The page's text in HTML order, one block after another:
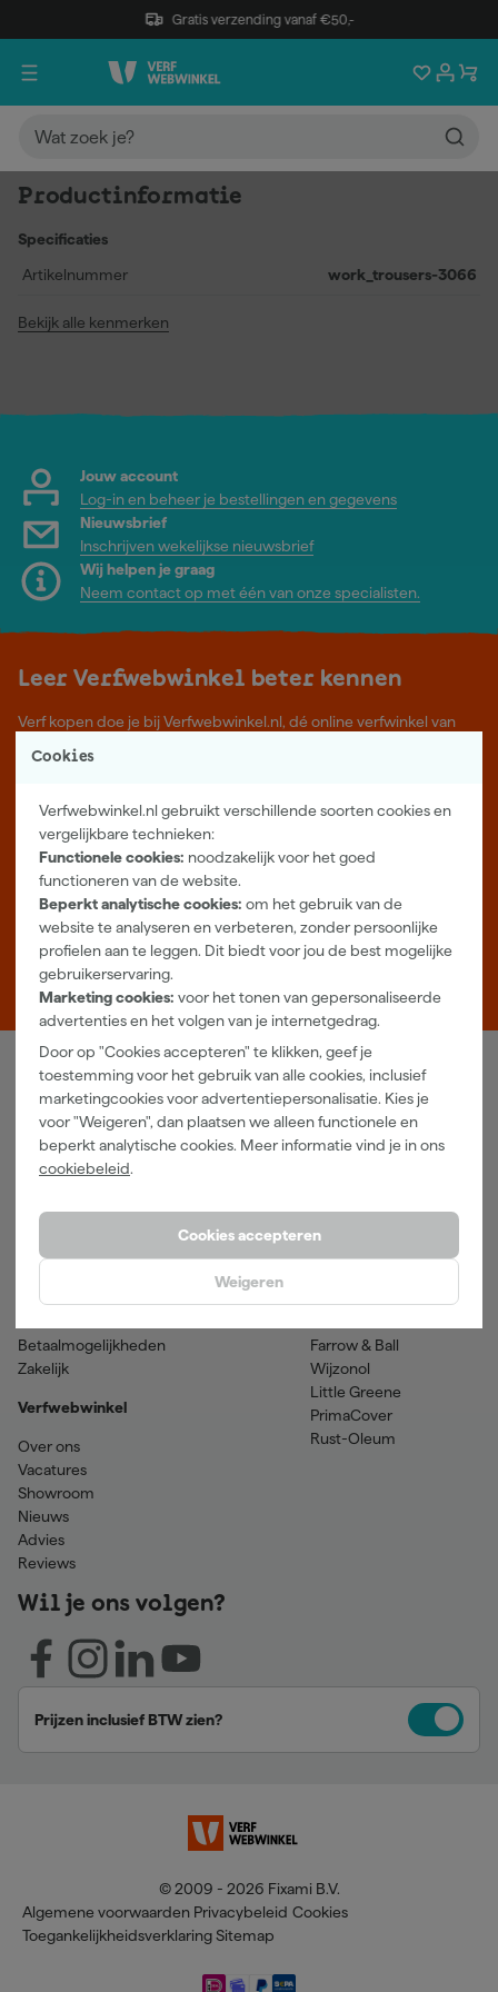
Gratis verzending vanaf €50,-
Cookies
Verfwebwinkel.nl gebruikt verschillende soorten cookies en
vergelijkbare technieken:
Functionele cookies: noodzakelijk voor het goed
functioneren van de website.
Beperkt analytische cookies: om het gebruik van de
website te analyseren en verbeteren, zonder persoonlijke
profielen aan te leggen. Dit biedt voor jou de best mogelijke
gebruikerservaring.
Marketing cookies: voor het tonen van gepersonaliseerde
advertenties en het volgen van je internetgedrag.
Door op "Cookies accepteren" te klikken, geef je
toestemming voor het gebruik van alle cookies, inclusief
marketingcookies voor advertentiepersonalisatie. Kies je
voor "Weigeren", dan plaatsen we alleen functionele en
beperkt analytische cookies. Meer informatie vind je in ons
cookiebeleid.
Cookies accepteren
Weigeren
Productinformatie
Specificaties
Artikelnummer
work_trousers-3066
Bekijk alle kenmerken
Jouw account
Log-in en beheer je bestellingen en gegevens
Nieuwsbrief
Inschrijven wekelijkse nieuwsbrief
Wij helpen je graag
Neem contact op met één van onze specialisten.
Leer Verfwebwinkel beter kennen
Verf kopen doe je bij Verfwebwinkel.nl, dé online verfwinkel van
Nederland. Voordelige verf van topkwaliteit en gratis deskundig
Meer over ons
Showroom in Tilburg
Openingstijden
Maandag t/m vrijdag 08:00 - 18:00
Zaterdag 08:00 - 16:00
Zevenheuvelenweg 25
5048 AN Tilburg
Verfwebwinkel
Schildersbenodigdheden
Gereedschappen
Grondverf en primer
Spuitbussen
Beits
Betonverf en -coatings
Hulp & contact
Klantenservice
Betaalmogelijkheden
Zakelijk
Verfwebwinkel
Over ons
Vacatures
Showroom
Nieuws
Advies
Reviews
Merken
Farrow & Ball
Wijzonol
Little Greene
PrimaCover
Rust-Oleum
Wil je ons volgen?
Prijzen inclusief BTW zien?
© 2009 - 2026 Fixami B.V.
Algemene voorwaarden Privacybeleid Cookies
Toegankelijkheidsverklaring Sitemap